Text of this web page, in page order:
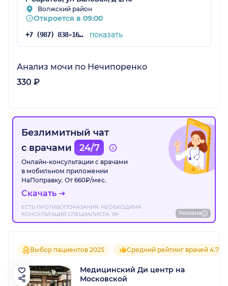
Волжский район
Откроется в 09:00
+7 (987) 838-16-00 показать
Анализ мочи по Нечипоренко
330 ₽
Безлимитный чат
с врачами
24/7
Онлайн-консультации с врачами
в мобильном приложении
НаПоправку. От 660₽/мес.
Скачать
ЕСТЬ ПРОТИВОПОКАЗАНИЯ. НЕОБХОДИМА
КОНСУЛЬТАЦИЯ СПЕЦИАЛИСТА. 18+
Реклама
Выбор пациентов 2025 Средний рейтинг врачей 4.7
Медицинский Ди центр на
Московской